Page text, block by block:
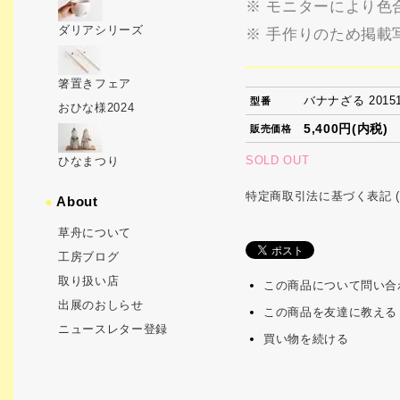
※ モニターにより色
※ 手作りのため掲載
型番 バナナざる
販売価格 5,400円(内税)
SOLD OUT
特定商取引法に基づく表記
この商品について問い
この商品を友達に教える
買い物を続ける
ダリアシリーズ
箸置きフェア
おひな様2024
ひなまつり
●About
草舟について
工房ブログ
取り扱い店
出展のおしらせ
ニュースレター登録